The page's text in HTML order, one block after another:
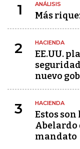
1 ANÁLISIS
Más
2 HACIENDA
EE.UU.
nuevo
3 HACIENDA
Estos
Abelardo
mandato